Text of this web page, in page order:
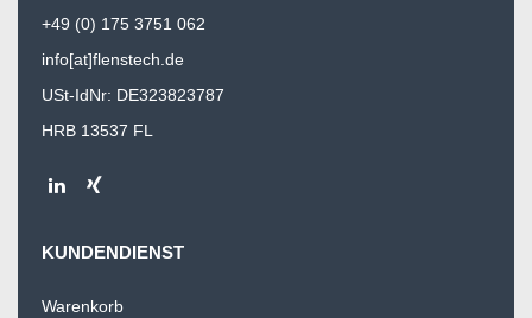
+49 (0) 175 3751 062
info[at]flenstech.de
USt-IdNr: DE323823787
HRB 13537 FL
KUNDENDIENST
Warenkorb